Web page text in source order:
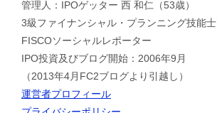
管理人：IPOゲッター 西 和仁（53歳）
3級ファイナンシャル・プランニング技能士
FISCOソーシャルレポーター
IPO投資及びブログ開始：2006年9月
（2013年4月FC2ブログより引越し）
運営者プロフィール